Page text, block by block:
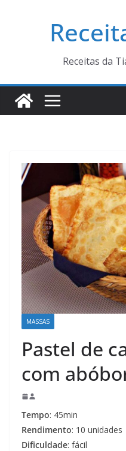
Receitas da
MASSAS
Pastel de
com
Tempo: 45min
Rendimento: 10 unidades
Dificuldade: fácil